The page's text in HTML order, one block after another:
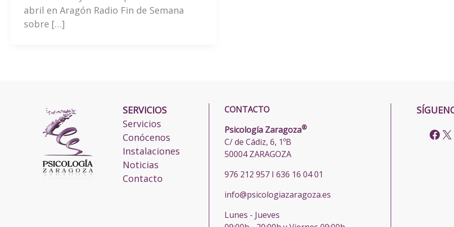
abril en Aragón Radio Fin de Semana
sobre […]
SERVICIOS
Servicios
Conócenos
Instalaciones
Noticias
Contacto
CONTACTO
Psicología Zaragoza®
C/ de Cádiz, 6, 1ºB
50004 ZARAGOZA
976 212 957 I 636 16 04 01
info@psicologiazaragoza.es
Lunes - Jueves